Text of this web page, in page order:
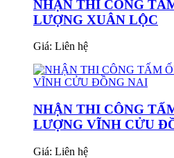
NHẬN THI CÔNG
LƯỢNG XUÂN LỘC
Giá: Liên hệ
NHẬN THI CÔNG
LƯỢNG VĨNH CỬU
Giá: Liên hệ